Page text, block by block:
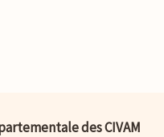
des CIVAM